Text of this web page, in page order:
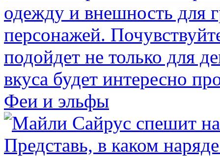
Феи и эльфы